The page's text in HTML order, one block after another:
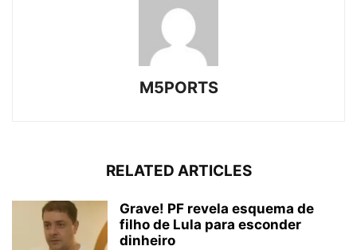
M5PORTS
RELATED ARTICLES
Grave! PF revela esquema de
filho de Lula para esconder
dinheiro